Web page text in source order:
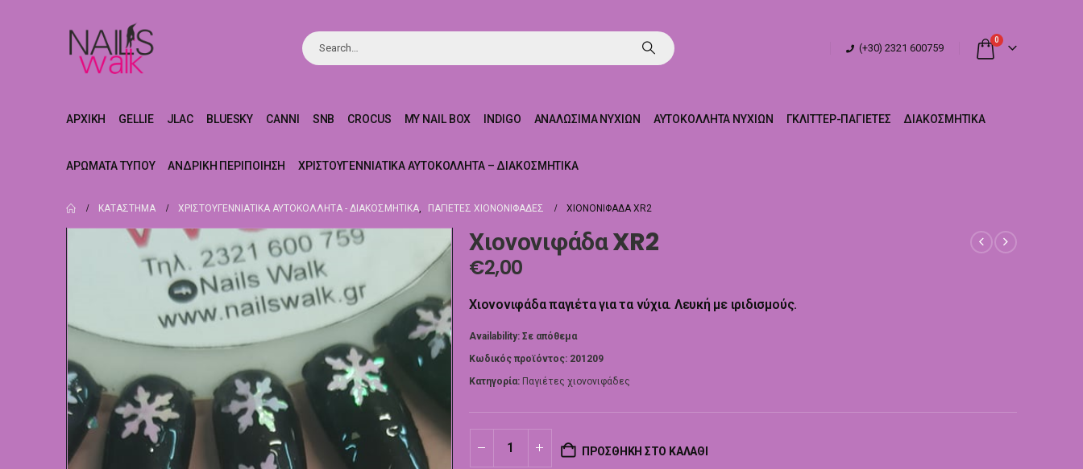
(+30) 2321 600759
0
ΑΡΧΙΚΉ GELLIE JLAC BLUESKY CANNI SNB CROCUS MY NAIL BOX INDIGO ΑΝΑΛΏΣΙΜΑ ΝΥΧΙΏΝ ΑΥΤΟΚΌΛΛΗΤΑ ΝΥΧΙΏΝ ΓΚΛΊΤΤΕΡ-ΠΑΓΙΈΤΕΣ ΔΙΑΚΟΣΜΗΤΙΚΆ
ΑΡΏΜΑΤΑ ΤΎΠΟΥ ΑΝΔΡΙΚΉ ΠΕΡΙΠΟΊΗΣΗ ΧΡΙΣΤΟΥΓΕΝΝΙΆΤΙΚΑ ΑΥΤΟΚΌΛΛΗΤΑ – ΔΙΑΚΟΣΜΗΤΙΚΆ
ΚΑΤΆΣΤΗΜΑ ΧΡΙΣΤΟΥΓΕΝΝΙΆΤΙΚΑ ΑΥΤΟΚΌΛΛΗΤΑ - ΔΙΑΚΟΣΜΗΤΙΚΆ, ΠΑΓΙΈΤΕΣ ΧΙΟΝΟΝΙΦΆΔΕΣ ΧΙΟΝΟΝΙΦΆΔΑ XR2
Χιονονιφάδα XR2
€2,00
Χιονονιφάδα παγιέτα για τα νύχια. Λευκή με ιριδισμούς.
Availability: Σε απόθεμα
Κωδικός προϊόντος: 201209
Κατηγορία: Παγιέτες χιονονιφάδες
ΠΡΟΣΘΉΚΗ ΣΤΟ ΚΑΛΆΘΙ